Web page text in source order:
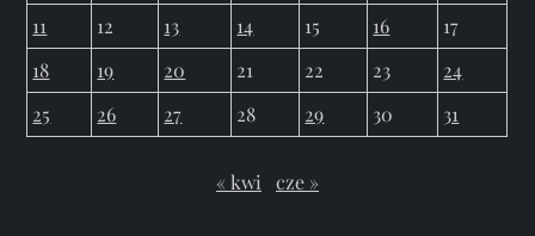
11
12 13 14 15 16
17
18
19 20 21 22 23
24
25
26 27 28 29 30 31
« kwi cze »